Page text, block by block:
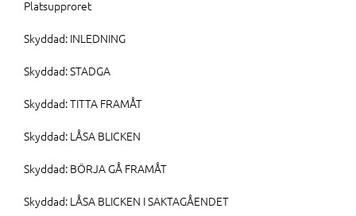
Platsupproret
Skyddad: INLEDNING
Skyddad: STADGA
Skyddad: TITTA FRAMÅT
Skyddad: LÅSA BLICKEN
Skyddad: BÖRJA GÅ FRAMÅT
Skyddad: LÅSA BLICKEN I SAKTAGÅENDET